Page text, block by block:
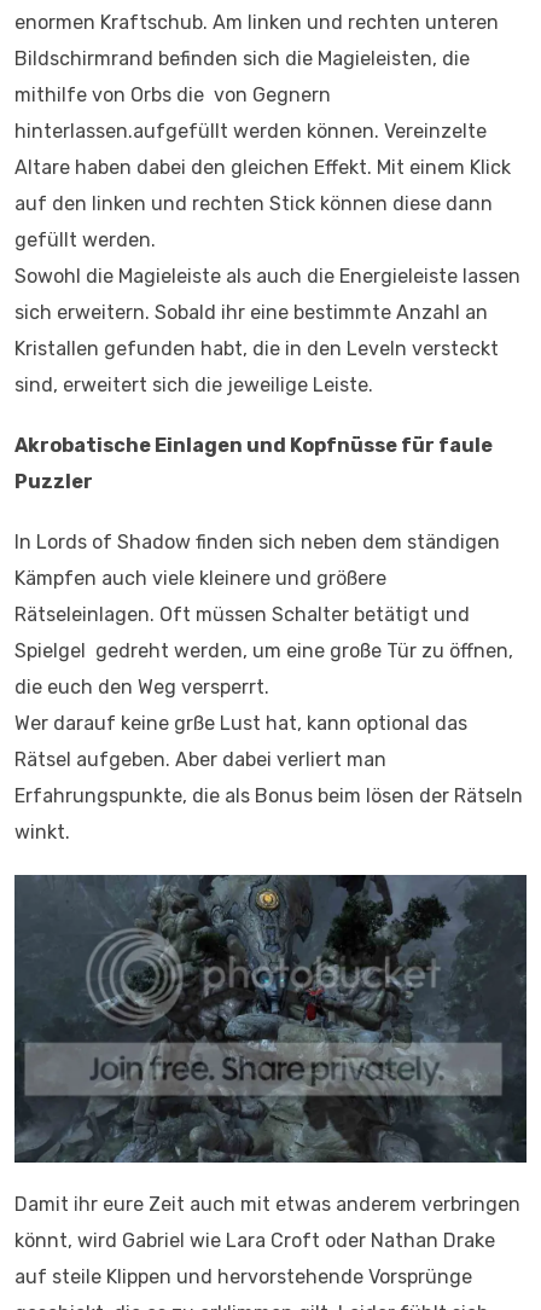
enormen Kraftschub. Am linken und rechten unteren
Bildschirmrand befinden sich die Magieleisten, die
mithilfe von Orbs die von Gegnern
hinterlassen.aufgefüllt werden können. Vereinzelte
Altare haben dabei den gleichen Effekt. Mit einem Klick
auf den linken und rechten Stick können diese dann
gefüllt werden.
Sowohl die Magieleiste als auch die Energieleiste lassen
sich erweitern. Sobald ihr eine bestimmte Anzahl an
Kristallen gefunden habt, die in den Leveln versteckt
sind, erweitert sich die jeweilige Leiste.
Akrobatische Einlagen und Kopfnüsse für faule
Puzzler
In Lords of Shadow finden sich neben dem ständigen
Kämpfen auch viele kleinere und größere
Rätseleinlagen. Oft müssen Schalter betätigt und
Spielgel gedreht werden, um eine große Tür zu öffnen,
die euch den Weg versperrt.
Wer darauf keine grße Lust hat, kann optional das
Rätsel aufgeben. Aber dabei verliert man
Erfahrungspunkte, die als Bonus beim lösen der Rätseln
winkt.
Damit ihr eure Zeit auch mit etwas anderem verbringen
könnt, wird Gabriel wie Lara Croft oder Nathan Drake
auf steile Klippen und hervorstehende Vorsprünge